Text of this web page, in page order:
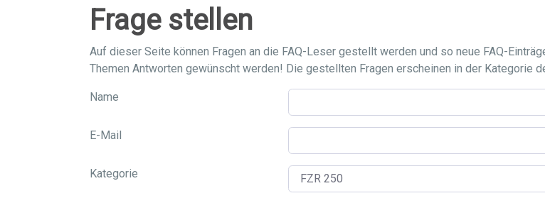
Frage stellen
Auf dieser Seite können Fragen an die FAQ-Leser gestellt werden und so neue FAQ-
Themen Antworten gewünscht werden! Die gestellten Fragen erscheinen in der Kategorie
Name
E-Mail
Kategorie